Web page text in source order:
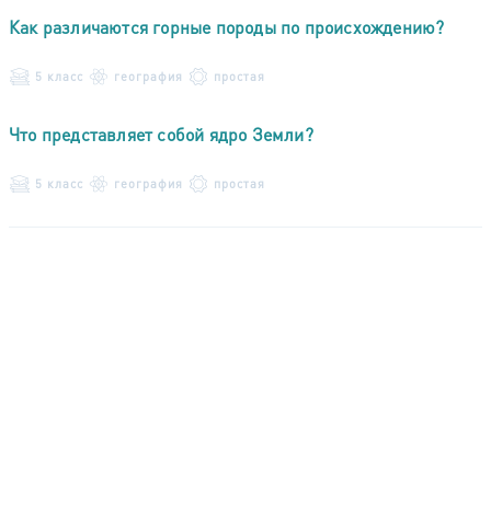
Как различаются горные породы по происхождению?
5 класс география простая
Что представляет собой ядро Земли?
5 класс география простая